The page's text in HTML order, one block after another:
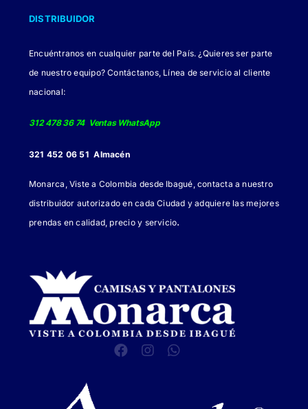
DISTRIBUIDOR
Encuéntranos en cualquier parte del País. ¿Quieres ser parte
de nuestro equipo? Contáctanos, Línea de servicio al cliente
nacional:
312 478 36 74 Ventas WhatsApp
321 452 06 51 Almacén
Monarca, Viste a Colombia desde Ibagué, contacta a nuestro
distribuidor autorizado en cada Ciudad y adquiere las mejores
prendas en calidad, precio y servicio.